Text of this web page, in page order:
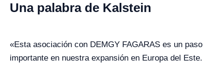
Una palabra de Kalstein
«Esta asociación con DEMGY FAGARAS es un paso
importante en nuestra expansión en Europa del Este.